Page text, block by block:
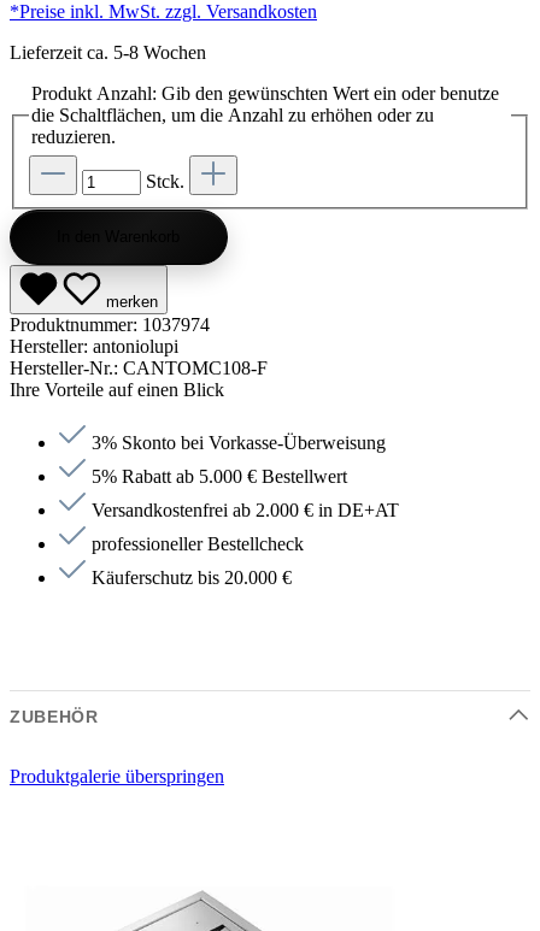
*Preise inkl. MwSt. zzgl. Versandkosten
Lieferzeit ca. 5-8 Wochen
Produkt Anzahl: Gib den gewünschten Wert ein oder benutze
die Schaltflächen, um die Anzahl zu erhöhen oder zu
reduzieren.
Stck.
merken
Produktnummer: 1037974
Hersteller: antoniolupi
Hersteller-Nr.: CANTOMC108-F
Ihre Vorteile auf einen Blick
3% Skonto bei Vorkasse-Überweisung
5% Rabatt ab 5.000 € Bestellwert
Versandkostenfrei ab 2.000 € in DE+AT
professioneller Bestellcheck
Käuferschutz bis 20.000 €
ZUBEHÖR
Produktgalerie überspringen